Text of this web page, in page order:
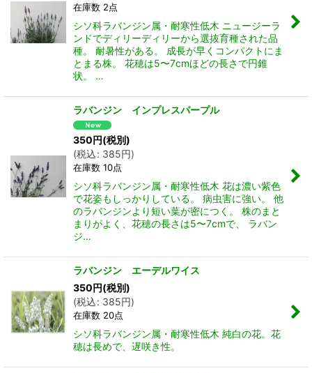
並び順
絞り込む
在庫数 2点
シソ科ラバンジン属・耐寒性低木 ニュージーラ
ンドでディリーディリーから選抜育種された品
種。 耐暑性がある。 成長が早くコンパクトにま
とまる株。 花穂は5〜7cmほどの長さで円錐
状。 …
ラバンジン インプレスパープル
350円(税別)
(税込: 385円)
在庫数 10点
シソ科ラバンジン属・耐寒性低木 花は濃い紫色
で花姿もしっかりしている。 病虫害に強い。 他
のラバンジンより短い葉が密につく。 株のまと
まりがよく、花穂の長さは5〜7cmで、 ラバン
ジ…
ラバンジン エーデルワイス
350円(税別)
(税込: 385円)
在庫数 20点
シソ科ラバンジン属・耐寒性低木 純白の花。花
穂は長めで、遅咲き性。